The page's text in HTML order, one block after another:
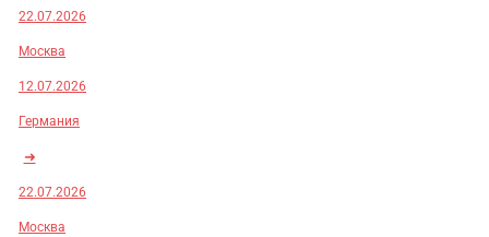
22.07.2026
Москва
12.07.2026
Германия
➜
22.07.2026
Москва